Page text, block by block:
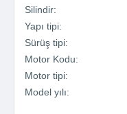
Silindir:
Yapı tipi:
Sürüş tipi:
Motor Kodu:
Motor tipi:
Model yılı: